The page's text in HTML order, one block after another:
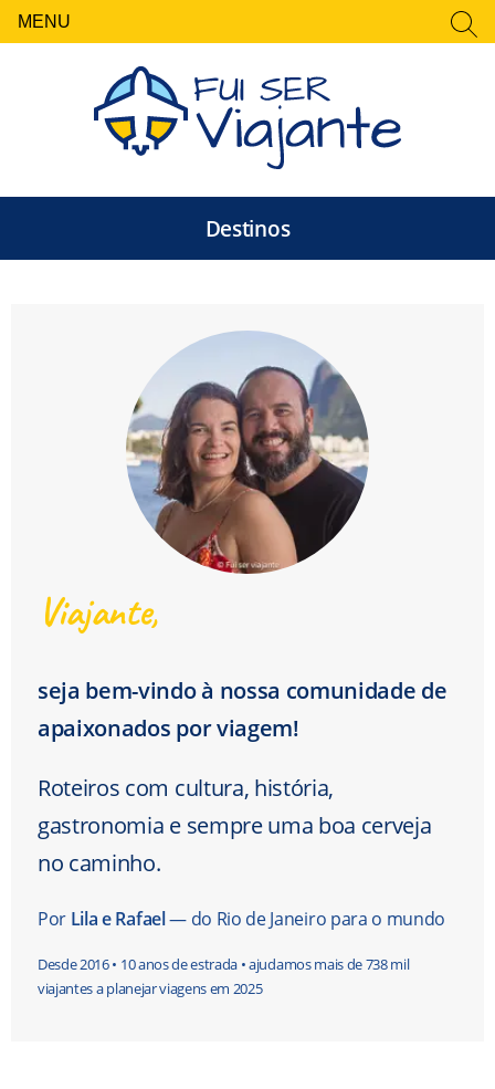
MENU
Destinos
Fui Ser Viajante —
Viajante,
seja bem-vindo à nossa comunidade de
apaixonados por viagem!
Roteiros com cultura, história,
gastronomia e sempre uma boa cerveja
no caminho.
Por Lila e Rafael— do Rio de Janeiro para o mundo
Desde 2016 • 10 anos de estrada • ajudamos mais de 738 mil
viajantes a planejar viagens em 2025
FECHAR